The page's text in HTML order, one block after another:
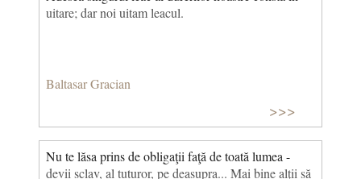
uitare; dar noi uitam leacul.
Baltasar Gracian
>>>
Nu te lăsa prins de obligaţii faţă de toată lumea -
devii sclav, al tuturor, pe deasupra... Mai bine alţii să